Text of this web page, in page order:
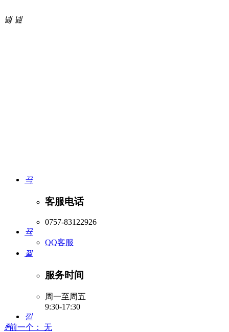
넳 넲
끅
客服电话
0757-83122926
뀩
QQ客服
뀥
服务时间
周一至周五
9:30-17:30
낃
ꄴ前一个：
无